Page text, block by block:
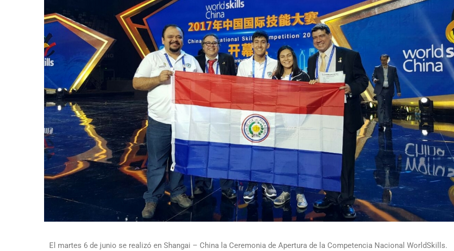
El martes 6 de junio se realizó en Shangai – China la Ceremonia de Apertura de la Competencia Nacional WorldSkills.